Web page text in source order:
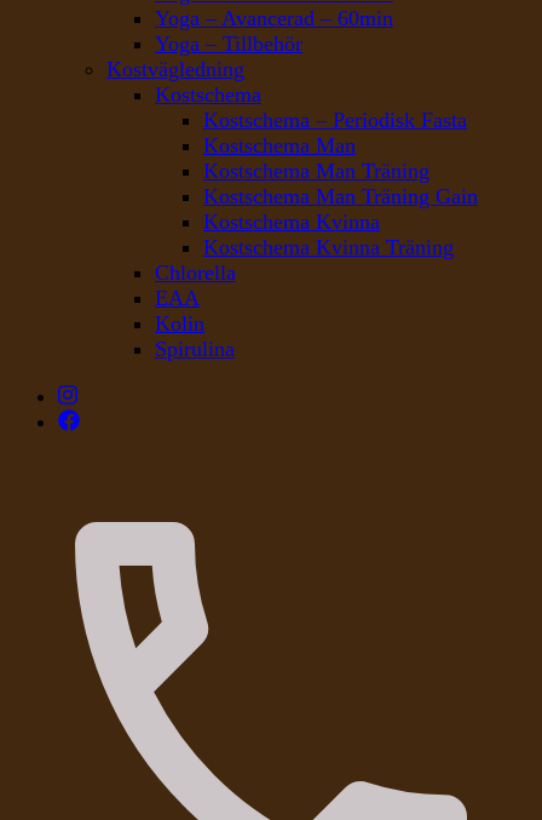
Yoga – Avancerad – 60min
Yoga – Tillbehör
Kostvägledning
Kostschema
Kostschema – Periodisk Fasta
Kostschema Man
Kostschema Man Träning
Kostschema Man Träning Gain
Kostschema Kvinna
Kostschema Kvinna Träning
Chlorella
EAA
Kolin
Spirulina